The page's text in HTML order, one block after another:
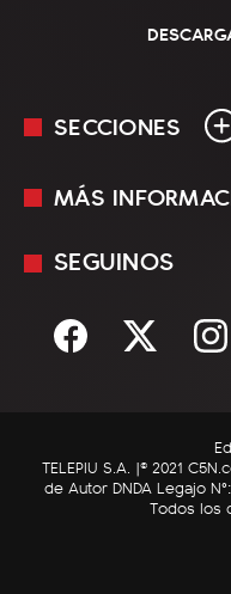
SECCIONES
En Vivo
Sociedad
C5N Autos
RatingCero
MÁS
Mediakit
Términos y
SEGUINOS
TELEPIU S.A. |© 2021
de Autor DNDA Legajo
Todos los